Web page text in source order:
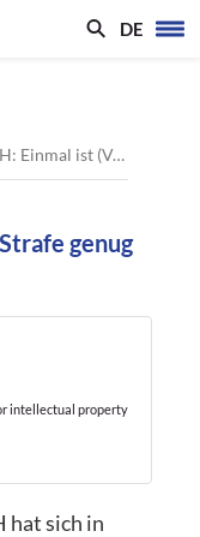
DE
ist (Vertrags-) Strafe genug
genug
intellectual property
hat sich in